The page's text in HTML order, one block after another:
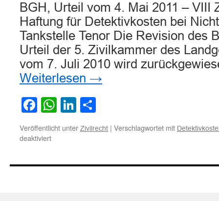
BGH, Urteil vom 4. Mai 2011 – VIII
Haftung für Detektivkosten bei
Tankstelle Tenor Die Revision des
Urteil der 5. Zivilkammer des
vom 7. Juli 2010 wird
Weiterlesen →
Facebook
WhatsApp
LinkedIn
Veröffentlicht unter Zivilrecht | Verschlagwortet mit
deaktiviertfür
für